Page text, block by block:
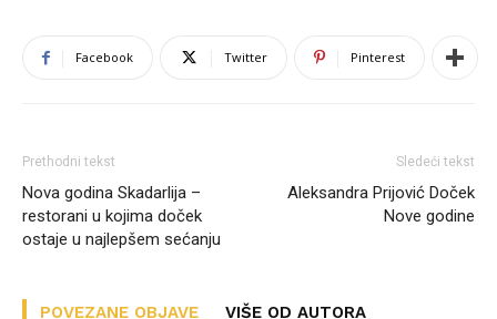
Facebook Twitter Pinterest
Prethodni tekst
Nova godina Skadarlija –
restorani u kojima doček
ostaje u najlepšem sećanju
Sledeći tekst
Aleksandra Prijović Doček
Nove godine
POVEZANE OBJAVE VIŠE OD AUTORA